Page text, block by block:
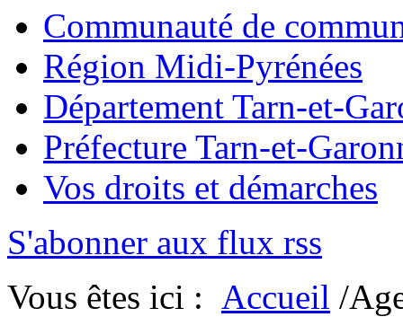
Communauté de
Région Midi-Pyrénées
Département Tarn-et-
Préfecture Tarn-et-
Vos droits et démarches
S'abonner aux flux rss
Vous êtes ici : Accueil /